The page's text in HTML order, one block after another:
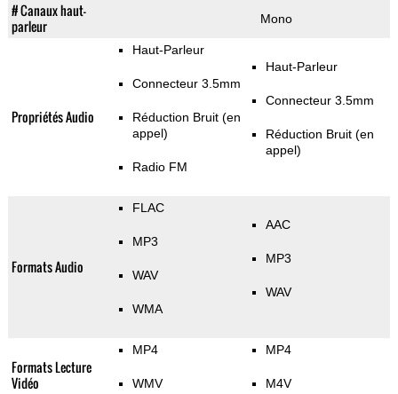
# Canaux haut-
parleur
Mono
Propriétés Audio
Haut-Parleur
Connecteur 3.5mm
Réduction Bruit (en
appel)
Radio FM
Haut-Parleur
Connecteur 3.5mm
Réduction Bruit (en
appel)
Formats Audio
FLAC
MP3
WAV
WMA
AAC
MP3
WAV
Formats Lecture
Vidéo
MP4
WMV
MP4
M4V